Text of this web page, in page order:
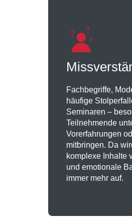
Fachbegriffe,
häufige
Seminaren –
Teilnehmende
Vorerfahrungen
mitbringen. Da
komplexe Inhalte
und emotionale
immer mehr auf.